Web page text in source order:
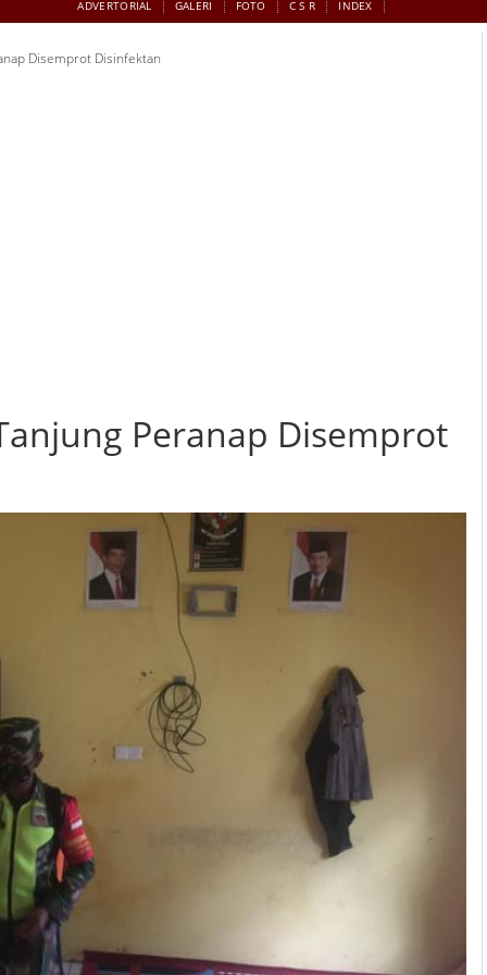
ADVERTORIAL GALERI FOTO C S R INDEX
Disemprot Disinfektan
Peranap Disemprot